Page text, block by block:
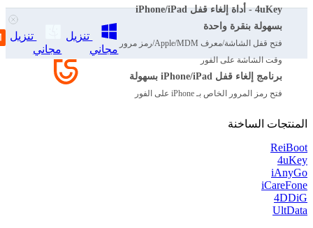
4uKey - أداة إلغاء قفل iPhone/iPad
بسهولة بنقرة واحدة
فتح قفل الشاشة/معرف Apple/MDM/رمز مرور
وقت الشاشة على الفور
برنامج إلغاء قفل iPhone/iPad بسهولة
فتح رمز المرور الخاص بـ iPhone على الفور
تنزيل
مجاني
تنزيل
مجاني
المنتجات الساخنة
ReiBoot
4uKey
iAnyGo
iCareFone
4DDiG
UltData